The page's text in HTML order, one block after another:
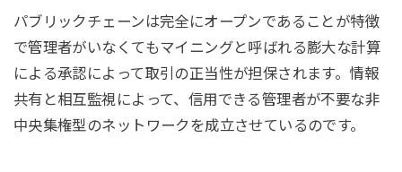
パブリックチェーンは完全にオープンであることが特徴
で管理者がいなくてもマイニングと呼ばれる膨大な計算
による承認によって取引の正当性が担保されます。情報
共有と相互監視によって、信用できる管理者が不要な非
中央集権型のネットワークを成立させているのです。